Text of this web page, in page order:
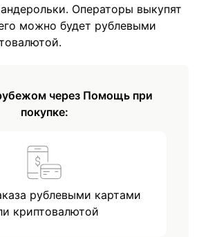
Операторы выкупят
можно будет рублевыми
через Помощь при
покупке:
рублевыми картами
криптовалютой